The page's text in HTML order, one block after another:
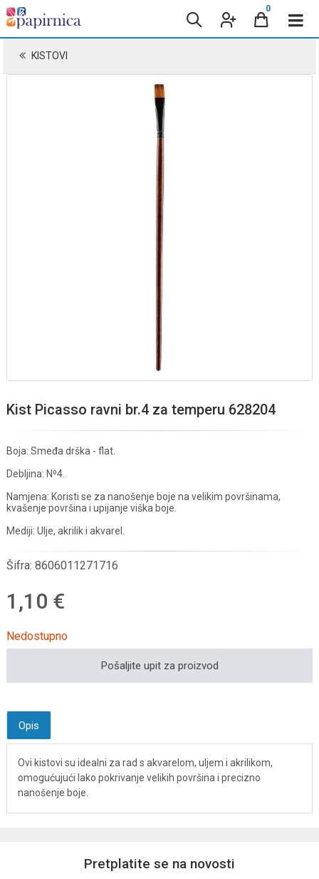
0
KISTOVI
Kist Picasso ravni br.4 za temperu 628204
Boja: Smeđa drška - flat.
Debljina: N⁰4.
Namjena: Koristi se za nanošenje boje na velikim površinama,
kvašenje površina i upijanje viška boje.
Mediji: Ulje, akrilik i akvarel.
Šifra: 8606011271716
1,10 €
Nedostupno
Pošaljite upit za proizvod
Opis
Ovi kistovi su idealni za rad s akvarelom, uljem i akrilikom,
omogućujući lako pokrivanje velikih površina i precizno
nanošenje boje.
Pretplatite se na novosti